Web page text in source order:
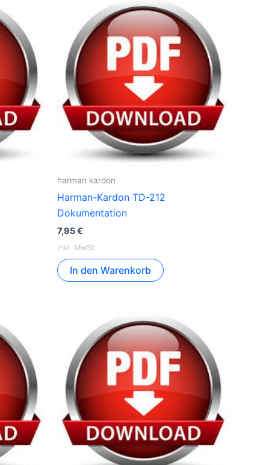
harman kardon
Harman-Kardon TD-212
Dokumentation
7,95€
inkl. MwSt.
In den Warenkorb